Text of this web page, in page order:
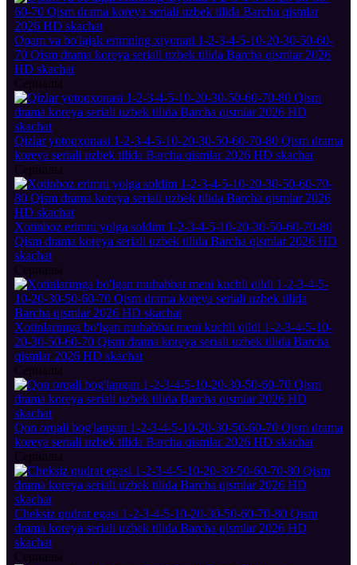
Opam va bo'lajak erimning xiyonati 1-2-3-4-5-10-20-30-50-60-
70 Qism drama koreya seriali uzbek tilida Barcha qismlar 2026
HD skachat
Сериалы
Qizlar yotoqxonasi 1-2-3-4-5-10-20-30-50-60-70-80 Qism drama
koreya seriali uzbek tilida Barcha qismlar 2026 HD skachat
Сериалы
Xotinboz erimni yolga soldim 1-2-3-4-5-10-20-30-50-60-70-80
Qism drama koreya seriali uzbek tilida Barcha qismlar 2026 HD
skachat
Сериалы
Xotinlarimga bo'lgan muhabbat meni kuchli qildi 1-2-3-4-5-10-
20-30-50-60-70 Qism drama koreya seriali uzbek tilida Barcha
qismlar 2026 HD skachat
Сериалы
Qon orqali bog'langan 1-2-3-4-5-10-20-30-50-60-70 Qism drama
koreya seriali uzbek tilida Barcha qismlar 2026 HD skachat
Сериалы
Cheksiz qudrat egasi 1-2-3-4-5-10-20-30-50-60-70-80 Qism
drama koreya seriali uzbek tilida Barcha qismlar 2026 HD
skachat
Сериалы